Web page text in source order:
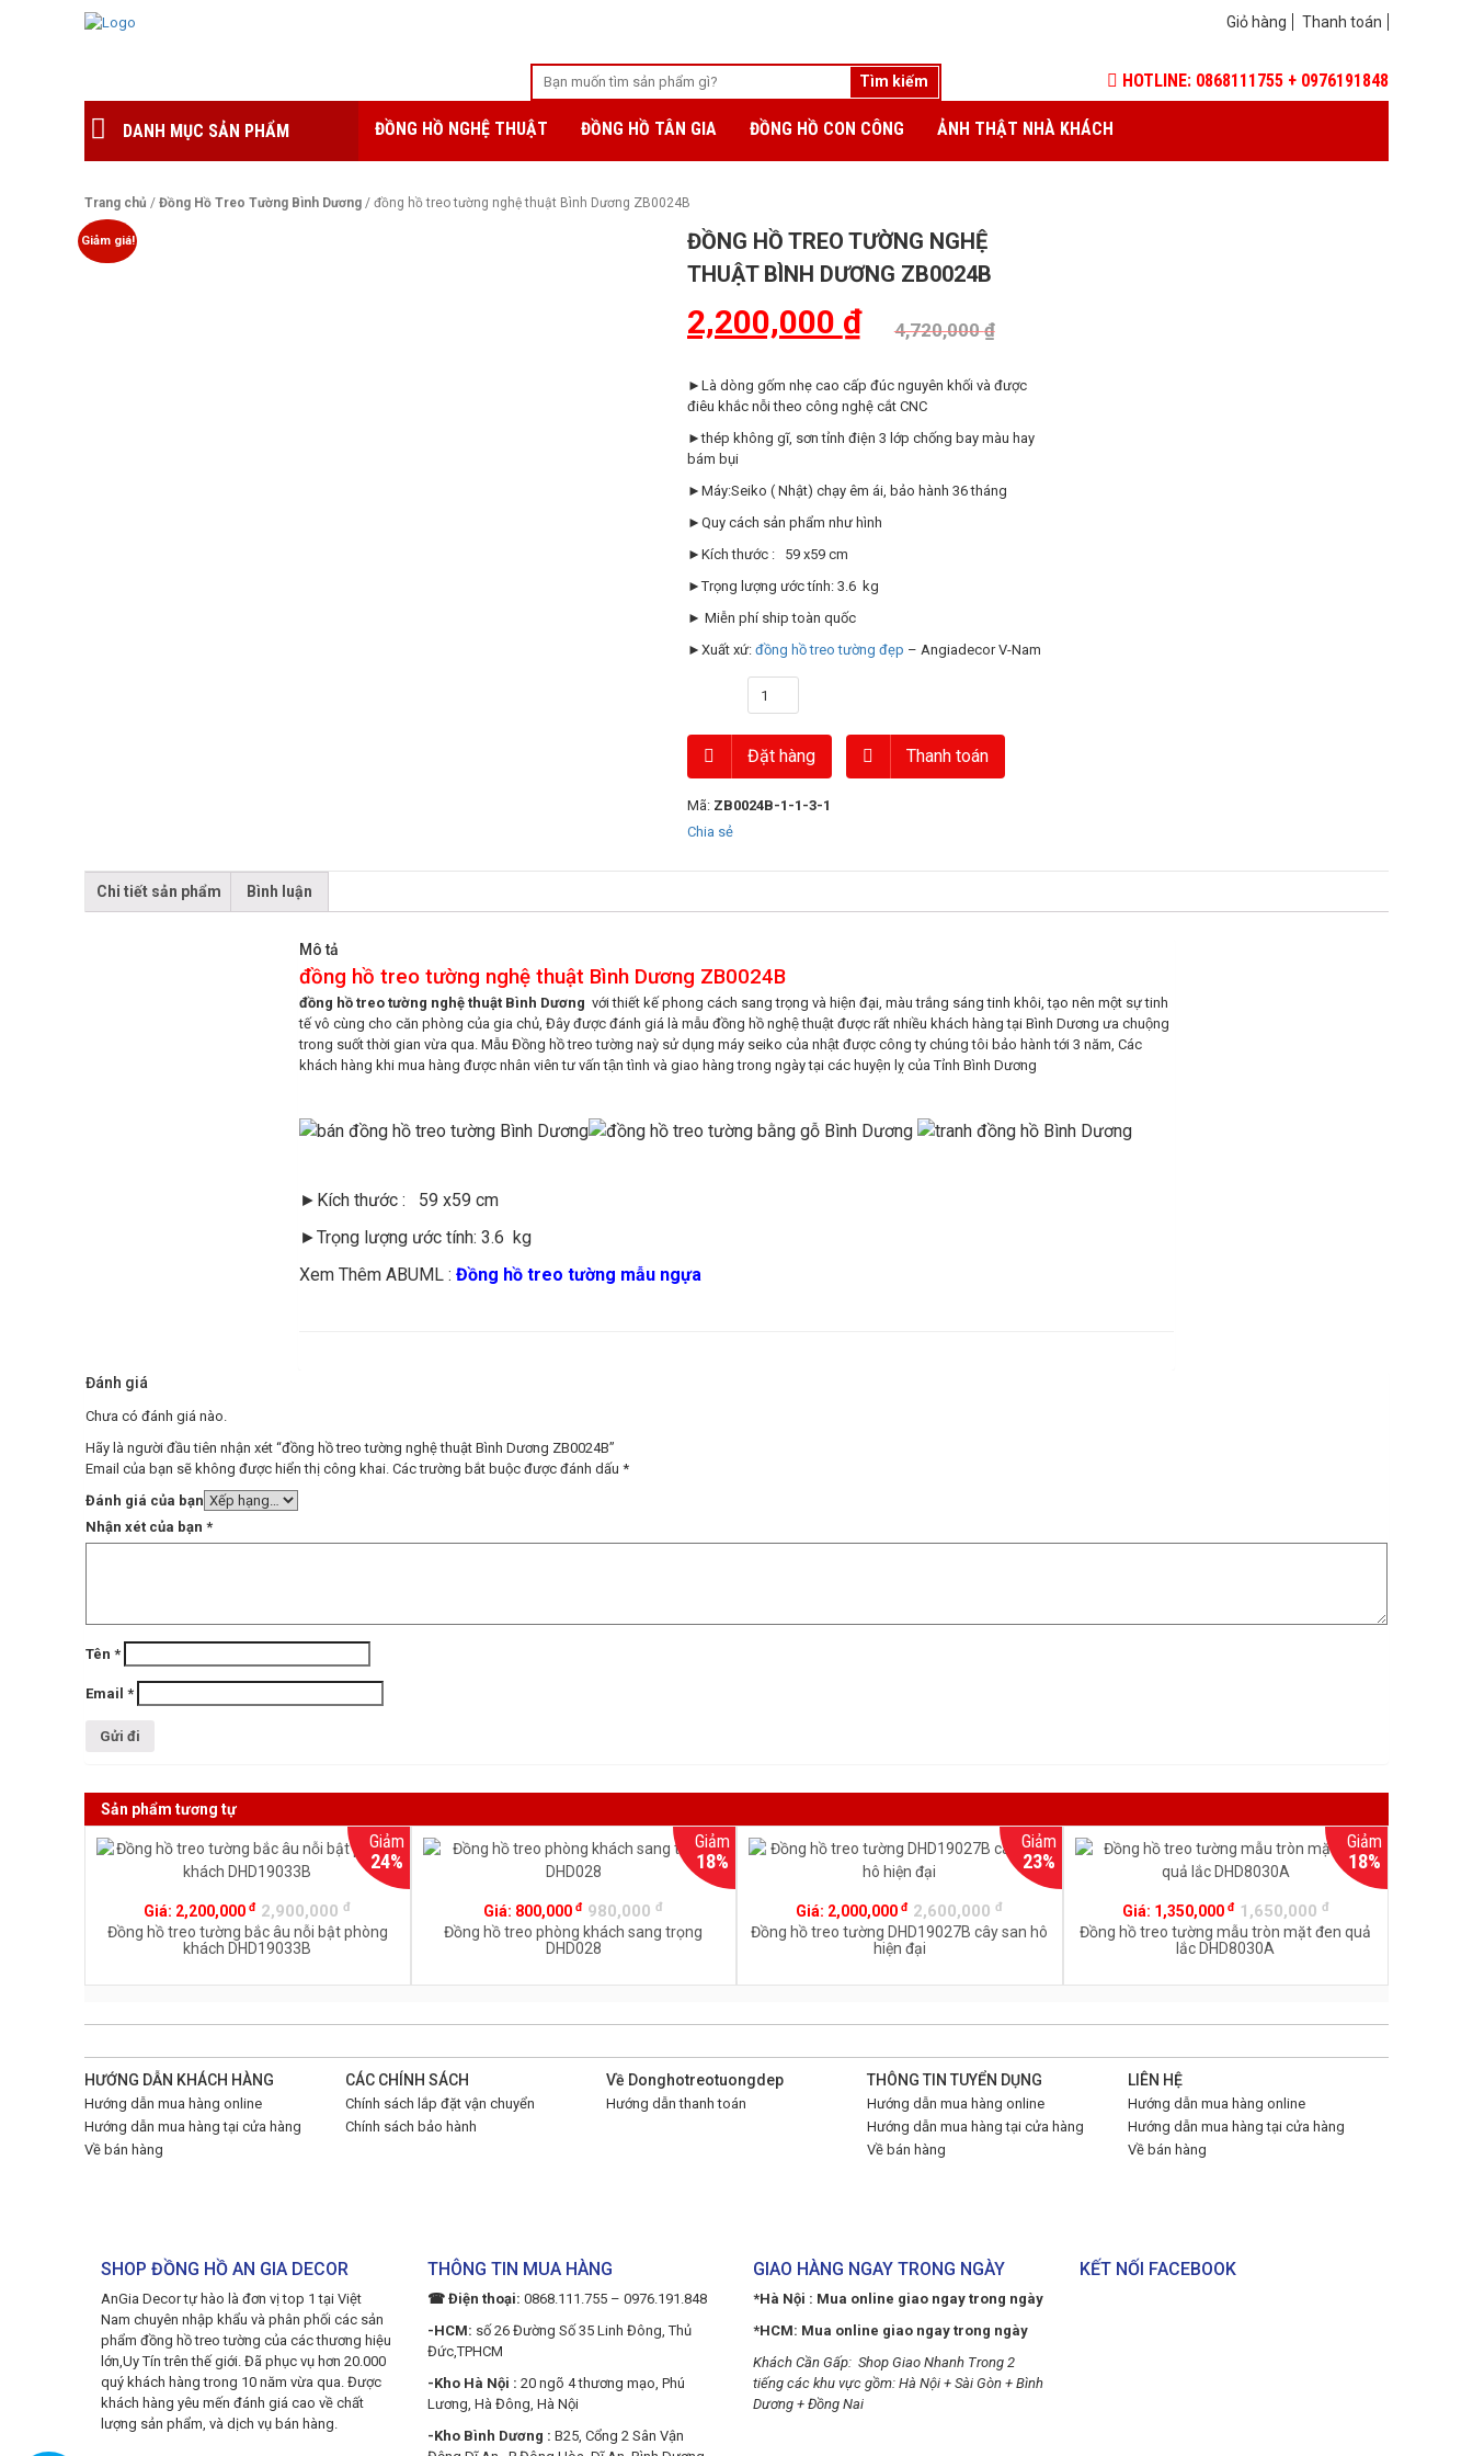
Giỏ hàng Thanh toán
HOTLINE: 0868111755 + 0976191848
DANH MỤC SẢN PHẨM ĐỒNG HỒ NGHỆ THUẬT ĐỒNG HỒ TÂN GIA ĐỒNG HỒ CON CÔNG ẢNH THẬT NHÀ KHÁCH
Trang chủ / Đồng Hồ Treo Tường Bình Dương / đồng hồ treo tường nghệ thuật Bình Dương ZB0024B
Giảm giá!
ĐỒNG HỒ TREO TƯỜNG NGHỆ
THUẬT BÌNH DƯƠNG ZB0024B
4,720,000₫
2,200,000 ₫
►Là dòng gốm nhẹ cao cấp đúc nguyên khối và được
điêu khắc nỗi theo công nghệ cắt CNC
►thép không gĩ, sơn tỉnh điện 3 lớp chống bay màu hay
bám bụi
►Máy:Seiko ( Nhật) chạy êm ái, bảo hành 36 tháng
►Quy cách sản phẩm như hình
►Kích thước : 59 x59 cm
►Trọng lượng ước tính: 3.6 kg
► Miễn phí ship toàn quốc
►Xuất xứ: đồng hồ treo tường đẹp – Angiadecor V-Nam
Đặt hàng Thanh toán
Mã: ZB0024B-1-1-3-1
Chia sẻ
Chi tiết sản phẩm Bình luận
Mô tả
đồng hồ treo tường nghệ thuật Bình Dương ZB0024B
đồng hồ treo tường nghệ thuật Bình Dương với thiết kế phong cách sang trọng và hiện đại, màu trắng sáng tinh khôi, tạo nên một sự tinh
tế vô cùng cho căn phòng của gia chủ, Đây được đánh giá là mẫu đồng hồ nghệ thuật được rất nhiều khách hàng tại Bình Dương ưa chuộng
trong suốt thời gian vừa qua. Mẫu Đồng hồ treo tường naỳ sử dụng máy seiko của nhật được công ty chúng tôi bảo hành tới 3 năm, Các
khách hàng khi mua hàng được nhân viên tư vấn tận tình và giao hàng trong ngày tại các huyện lỵ của Tỉnh Bình Dương
►Kích thước : 59 x59 cm
►Trọng lượng ước tính: 3.6 kg
Xem Thêm ABUML : Đồng hồ treo tường mẫu ngựa
Đánh giá
Chưa có đánh giá nào.
Hãy là người đầu tiên nhận xét “đồng hồ treo tường nghệ thuật Bình Dương ZB0024B”
Email của bạn sẽ không được hiển thị công khai. Các trường bắt buộc được đánh dấu *
Đánh giá của bạn
Nhận xét của bạn *
Tên *
Email *
Sản phẩm tương tự
Giảm
24%
Giá: 2,200,000đ 2,900,000đ
Đồng hồ treo tường bắc âu nỗi bật phòng
khách DHD19033B
Giảm
18%
Giá: 800,000đ 980,000đ
Đồng hồ treo phòng khách sang trọng
DHD028
Giảm
23%
Giá: 2,000,000đ 2,600,000đ
Đồng hồ treo tường DHD19027B cây san hô
hiện đại
Giảm
18%
Giá: 1,350,000 đ 1,650,000 đ
Đồng hồ treo tường mẫu tròn mặt đen quả
lắc DHD8030A
HƯỚNG DẪN KHÁCH HÀNG
Hướng dẫn mua hàng online
Hướng dẫn mua hàng tại cửa hàng
Về bán hàng
CÁC CHÍNH SÁCH
Chính sách lắp đặt vận chuyển
Chính sách bảo hành
Về Donghotreotuongdep
Hướng dẫn thanh toán
THÔNG TIN TUYỂN DỤNG
Hướng dẫn mua hàng online
Hướng dẫn mua hàng tại cửa hàng
Về bán hàng
LIÊN HỆ
Hướng dẫn mua hàng online
Hướng dẫn mua hàng tại cửa hàng
Về bán hàng
SHOP ĐỒNG HỒ AN GIA DECOR
AnGia Decor tự hào là đơn vị top 1 tại Việt
Nam chuyên nhập khẩu và phân phối các sản
phẩm đồng hồ treo tường của các thương hiệu
lớn,Uy Tín trên thế giới. Đã phục vụ hơn 20.000
quý khách hàng trong 10 năm vừa qua. Được
khách hàng yêu mến đánh giá cao về chất
lượng sản phẩm, và dịch vụ bán hàng.
THÔNG TIN MUA HÀNG
☎ Điện thoại: 0868.111.755 – 0976.191.848
-HCM: số 26 Đường Số 35 Linh Đông, Thủ
Đức,TPHCM
-Kho Hà Nội : 20 ngõ 4 thương mạo, Phú
Lương, Hà Đông, Hà Nội
-Kho Bình Dương : B25, Cổng 2 Sân Vận
GIAO HÀNG NGAY TRONG NGÀY
*Hà Nội : Mua online giao ngay trong ngày
*HCM: Mua online giao ngay trong ngày
Khách Cần Gấp: Shop Giao Nhanh Trong 2
tiếng các khu vực gồm: Hà Nội + Sài Gòn + Bình
Dương + Đồng Nai
KẾT NỐI FACEBOOK